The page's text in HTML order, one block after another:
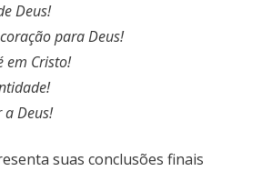
Deus!
para Deus!
em Cristo!
a Deus!
suas conclusões finais